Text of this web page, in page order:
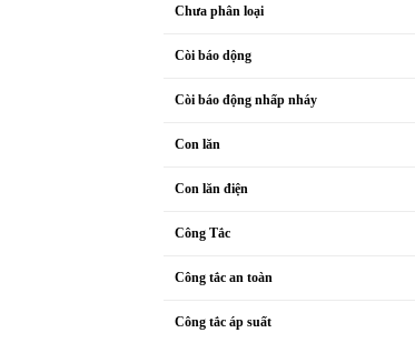
Chưa phân loại
Còi báo dộng
Còi báo động nhấp nháy
Con lăn
Con lăn điện
Công Tắc
Công tắc an toàn
Công tắc áp suất